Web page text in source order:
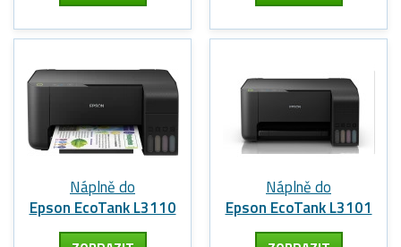
Náplně do
Epson EcoTank L3110
Náplně do
Epson EcoTank L3101